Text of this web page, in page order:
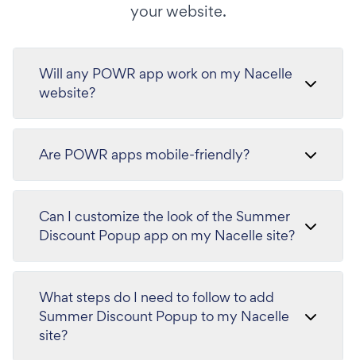
your website.
Will any POWR app work on my Nacelle
website?
Are POWR apps mobile-friendly?
Can I customize the look of the Summer
Discount Popup app on my Nacelle site?
What steps do I need to follow to add
Summer Discount Popup to my Nacelle
site?